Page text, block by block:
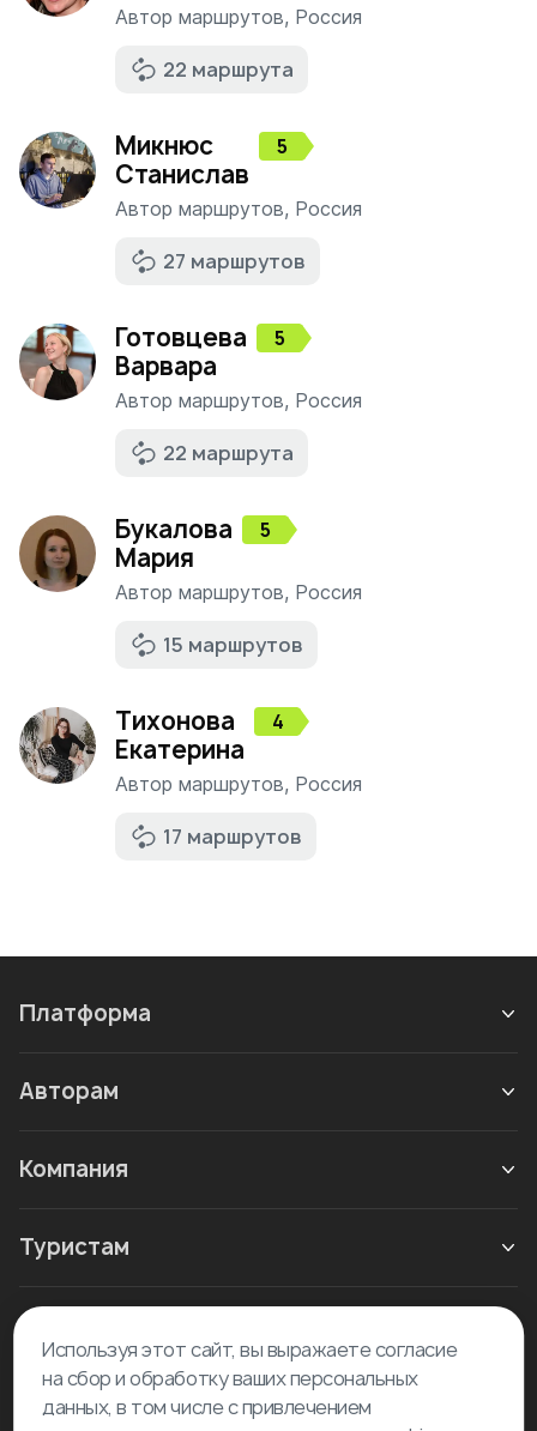
Автор маршрутов, Россия
22 маршрута
Микнюс
Станислав
5
Автор маршрутов, Россия
27 маршрутов
Готовцева
Варвара
5
Автор маршрутов, Россия
22 маршрута
Букалова
Мария
5
Автор маршрутов, Россия
15 маршрутов
Тихонова
Екатерина
4
Автор маршрутов, Россия
17 маршрутов
Платформа
Авторам
Компания
Туристам
Новое в блоге
Используя этот сайт, вы выражаете согласие
на сбор и обработку ваших персональных
данных, в том числе с привлечением